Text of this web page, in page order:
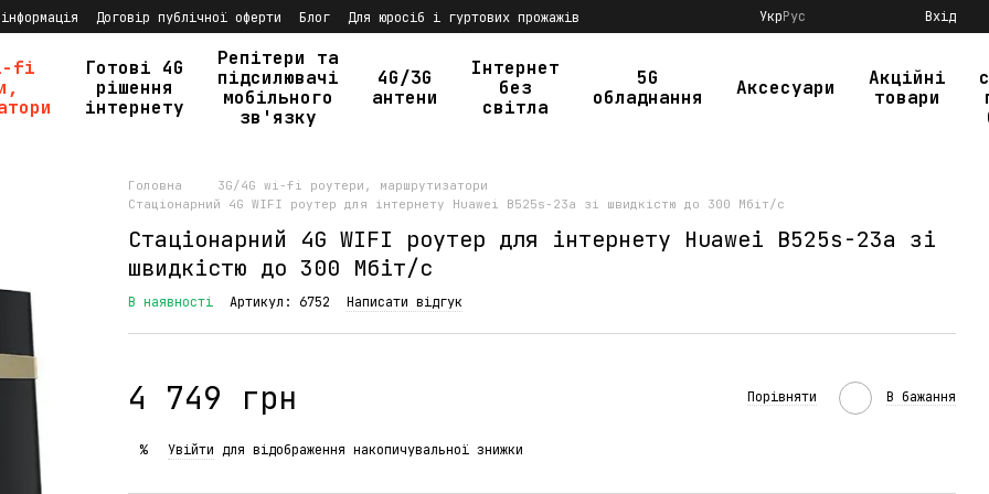
Договір публічної оферти Блог
Для юросіб і гуртових прожажів
УкрРус Вхід
fi
Готові 4G
рішення
інтернету
Репітери та
підсилювачі
мобільного
зв'язку
4G/3G
антени
Інтернет
без
світла
5G
обладнання
Аксесуари
Акційні
товари
Головна
3G/4G wi-fi роутери, маршрутизатори
Стаціонарний 4G WIFI роутер для інтернету Huawei B525s-23a зі швидкістю до 300 Мбіт/с
Стаціонарний 4G WIFI роутер для інтернету Huawei B525s-23a зі
швидкістю до 300 Мбіт/с
В наявності Артикул: 6752 Написати відгук
4 749 грн Порівняти В бажання
% Увійти для відображення накопичувальної знижки